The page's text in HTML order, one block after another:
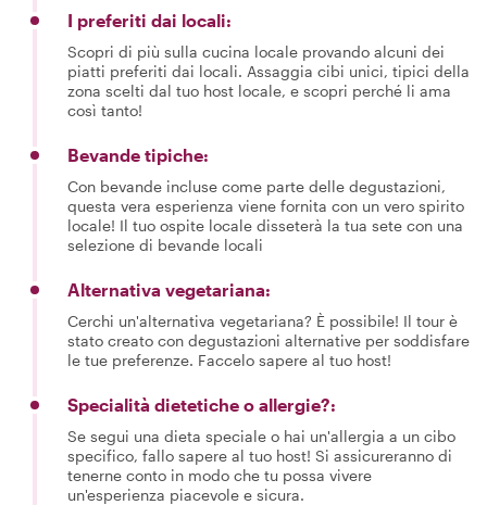
I preferiti dai locali:
Scopri di più sulla cucina locale provando alcuni dei
piatti preferiti dai locali. Assaggia cibi unici, tipici della
zona scelti dal tuo host locale, e scopri perché li ama
così tanto!
Bevande tipiche:
Con bevande incluse come parte delle degustazioni,
questa vera esperienza viene fornita con un vero spirito
locale! Il tuo ospite locale disseterà la tua sete con una
selezione di bevande locali
Alternativa vegetariana:
Cerchi un'alternativa vegetariana? È possibile! Il tour è
stato creato con degustazioni alternative per soddisfare
le tue preferenze. Faccelo sapere al tuo host!
Specialità dietetiche o allergie?:
Se segui una dieta speciale o hai un'allergia a un cibo
specifico, fallo sapere al tuo host! Si assicureranno di
tenerne conto in modo che tu possa vivere
un'esperienza piacevole e sicura.